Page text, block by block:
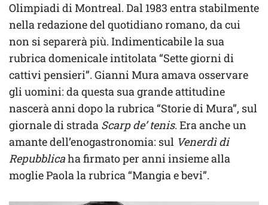
Olimpiadi di Montreal. Dal 1983 entra stabilmente
nella redazione del quotidiano romano, da cui
non si separerà più. Indimenticabile la sua
rubrica domenicale intitolata “Sette giorni di
cattivi pensieri”. Gianni Mura amava osservare
gli uomini: da questa sua grande attitudine
nascerà anni dopo la rubrica “Storie di Mura”, sul
giornale di strada Scarp de’ tenis. Era anche un
amante dell’enogastronomia: sul Venerdì di
Repubblicaha firmato per anni insieme alla
moglie Paola la rubrica “Mangia e bevi”.